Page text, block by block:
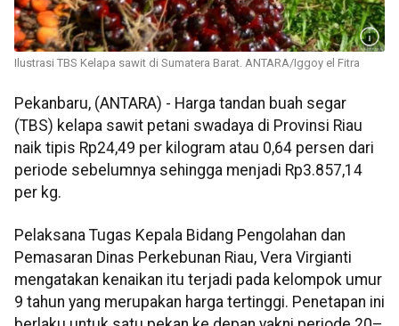
Ilustrasi TBS Kelapa sawit di Sumatera Barat. ANTARA/Iggoy el Fitra
Pekanbaru, (ANTARA) - Harga tandan buah segar
(TBS) kelapa sawit petani swadaya di Provinsi Riau
naik tipis Rp24,49 per kilogram atau 0,64 persen dari
periode sebelumnya sehingga menjadi Rp3.857,14
per kg.
Pelaksana Tugas Kepala Bidang Pengolahan dan
Pemasaran Dinas Perkebunan Riau, Vera Virgianti
mengatakan kenaikan itu terjadi pada kelompok umur
9 tahun yang merupakan harga tertinggi. Penetapan ini